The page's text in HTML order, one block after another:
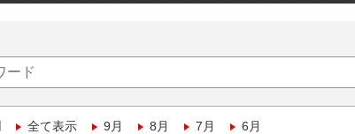
全て表示 9月 8月 7月 6月